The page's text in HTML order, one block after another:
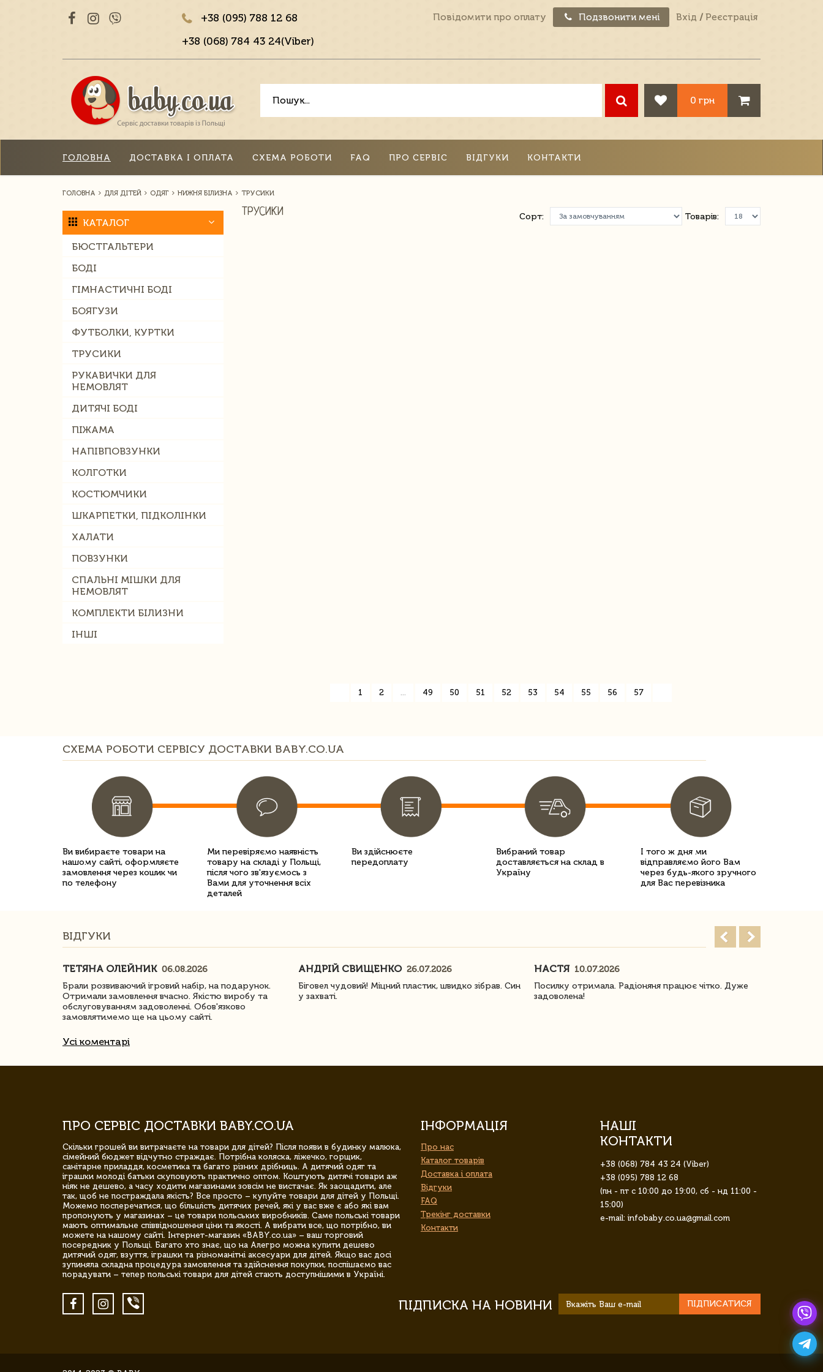
+38 (095) 788 12 68
+38 (068) 784 43 24(Viber)
Повідомити про оплату Подзвонити мені Вхід / Реєстрація
0 грн
ГОЛОВНА ДОСТАВКА І ОПЛАТА СХЕМА РОБОТИ FAQ ПРО СЕРВІС ВІДГУКИ КОНТАКТИ
ГОЛОВНА ДЛЯ ДІТЕЙ ОДЯГ НИЖНЯ БІЛИЗНА ТРУСИКИ
КАТАЛОГ
БЮСТГАЛЬТЕРИ
БОДІ
ГІМНАСТИЧНІ БОДІ
БОЯГУЗИ
ФУТБОЛКИ, КУРТКИ
ТРУСИКИ
РУКАВИЧКИ ДЛЯ
НЕМОВЛЯТ
ДИТЯЧІ БОДІ
ПІЖАМА
НАПІВПОВЗУНКИ
КОЛГОТКИ
КОСТЮМЧИКИ
ШКАРПЕТКИ, ПІДКОЛІНКИ
ХАЛАТИ
ПОВЗУНКИ
СПАЛЬНІ МІШКИ ДЛЯ
НЕМОВЛЯТ
КОМПЛЕКТИ БІЛИЗНИ
ІНШІ
ТРУСИКИ Товарів:
Сорт:
1 2 ... 49 50 51 52 53 54 55 56 57
СХЕМА РОБОТИ СЕРВІСУ ДОСТАВКИ BABY.CO.UA
Ви вибираєте товари на
нашому сайті, оформляєте
замовлення через кошик чи
по телефону
Ми перевіряємо наявність
товару на складі у Польщі,
після чого зв'язуємось з
Вами для уточнення всіх
деталей
Ви здійснюєте
передоплату
Вибраний товар
доставляється на склад в
Україну
І того ж дня ми
відправляємо його Вам
через будь-якого зручного
для Вас перевізника
ВІДГУКИ
ТЕТЯНА ОЛЕЙНИК 06.08.2026
Брали розвиваючий ігровий набір, на подарунок.
Отримали замовлення вчасно. Якістю виробу та
обслуговуванням задоволенні. Обов'язково
замовлятимемо ще на цьому сайті.
АНДРІЙ СВИЩЕНКО 26.07.2026
Біговел чудовий! Міцний пластик, швидко зібрав. Син
у захваті.
НАСТЯ 10.07.2026
Посилку отримала. Радіоняня працює чітко. Дуже
задоволена!
Усі коментарі
ПРО СЕРВІС ДОСТАВКИ BABY.CO.UA
Скільки грошей ви витрачаєте на товари для дітей? Після появи в будинку малюка,
сімейний бюджет відчутно страждає. Потрібна коляска, ліжечко, горщик,
санітарне приладдя, косметика та багато різних дрібниць. А дитячий одяг та
іграшки молоді батьки скуповують практично оптом. Коштують дитячі товари аж
ніяк не дешево, а часу ходити магазинами зовсім не вистачає. Як заощадити, але
так, щоб не постраждала якість? Все просто – купуйте товари для дітей у Польщі.
Можемо посперечатися, що більшість дитячих речей, які у вас вже є або які вам
пропонують у магазинах – це товари польських виробників. Саме польські товари
мають оптимальне співвідношення ціни та якості. А вибрати все, що потрібно, ви
можете на нашому сайті. Інтернет-магазин «BABY.co.ua» – ваш торговий
посередник у Польщі. Багато хто знає, що на Алегро можна купити дешево
дитячий одяг, взуття, іграшки та різноманітні аксесуари для дітей. Якщо вас досі
зупиняла складна процедура замовлення та здійснення покупки, поспішаємо вас
порадувати – тепер польські товари для дітей стають доступнішими в Україні.
ІНФОРМАЦІЯ
Про нас
Каталог товарів
Доставка і оплата
Відгуки
FAQ
Трекінг доставки
Контакти
НАШІ
КОНТАКТИ
+38 (068) 784 43 24 (Viber)
+38 (095) 788 12 68
(пн - пт с 10:00 до 19:00, сб - нд 11:00 -
15:00)
e-mail: infobaby.co.ua@gmail.com
ПІДПИСКА НА НОВИНИ ПІДПИСАТИСЯ